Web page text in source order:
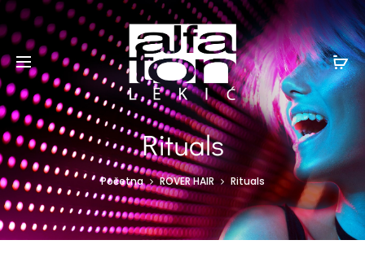
Rituals
Početna ROVER HAIR Rituals